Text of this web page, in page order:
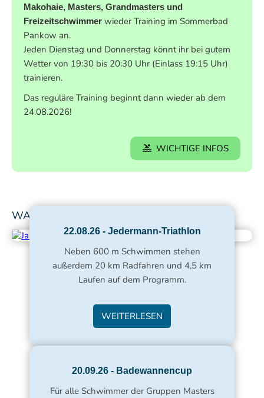
Makohaie, Masters, Grandmasters und
Freizeitschwimmer wieder Training im Sommerbad
Pankow an.
Jeden Dienstag und Donnerstag könnt ihr bei gutem
Wetter von 19:30 bis 20:30 Uhr (Einlass 19:15 Uhr)
trainieren.
Das reguläre Training beginnt dann wieder ab dem
24.08.2026!
WICHTIGE INFOS
WAS NOCH KOMMT...
22.08.26 - Jedermann-Triathlon
Neben 600 m Schwimmen stehen
außerdem 20 km Radfahren und 4,5 km
Laufen auf dem Programm.
WEITERLESEN
20.09.26 - Badewannencup
Für alle Schwimmer der Gruppen Masters